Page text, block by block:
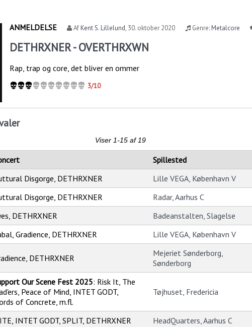
ANMELDELSE AfKent S. Lillelund, 30. oktober 2020 Genre:Metalcore
DETHRXNER - OVERTHRXWN
Rap, trap og core, det bliver en ommer
3/10
Viser 1-15 af 19
Spillested
Disgorge, DETHRXNER
Lille VEGA, København V
Disgorge, DETHRXNER
Radar, Aarhus C
DETHRXNER
Badeanstalten, Slagelse
Gradience, DETHRXNER Lille VEGA, København V
DETHRXNER
Mejeriet Sønderborg,
Sønderborg
Our Scene Fest 2025: Risk It, The
Peace of Mind, INTET GODT,
of Concrete, m.fl.
Tøjhuset, Fredericia
INTET GODT, SPLIT, DETHRXNER HeadQuarters, Aarhus C